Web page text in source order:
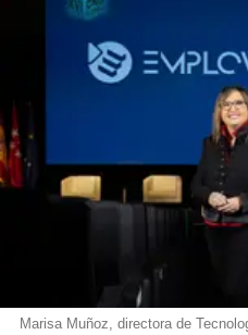
Marisa Muñoz, directora de